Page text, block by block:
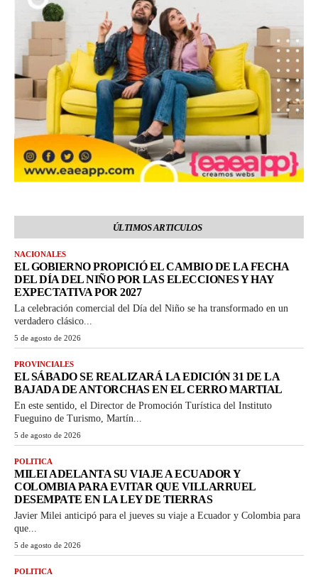
ÚLTIMOS ARTICULOS
NACIONALES
EL GOBIERNO PROPICIÓ EL CAMBIO DE LA FECHA
DEL DÍA DEL NIÑO POR LAS ELECCIONES Y HAY
EXPECTATIVA POR 2027
La celebración comercial del Día del Niño se ha transformado en un
verdadero clásico...
5 de agosto de 2026
PROVINCIALES
EL SÁBADO SE REALIZARÁ LA EDICIÓN 31 DE LA
BAJADA DE ANTORCHAS EN EL CERRO MARTIAL
En este sentido, el Director de Promoción Turística del Instituto
Fueguino de Turismo, Martín...
5 de agosto de 2026
POLITICA
MILEI ADELANTA SU VIAJE A ECUADOR Y
COLOMBIA PARA EVITAR QUE VILLARRUEL
DESEMPATE EN LA LEY DE TIERRAS
Javier Milei anticipó para el jueves su viaje a Ecuador y Colombia para
que...
5 de agosto de 2026
POLITICA